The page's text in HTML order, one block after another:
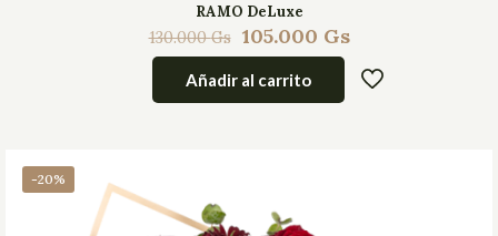
RAMO DeLuxe
130.000Gs 105.000 Gs
Añadir al carrito
-20%